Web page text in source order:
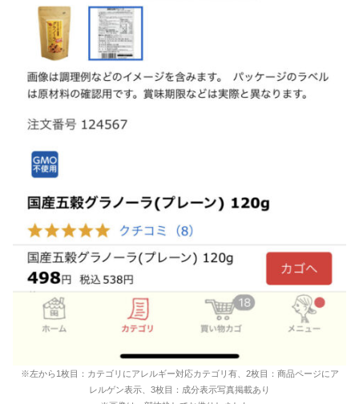
※左から1枚目：カテゴリにアレルギー対応カテゴリ有、2枚目：商品ページにア
レルゲン表示、3枚目：成分表示写真掲載あり